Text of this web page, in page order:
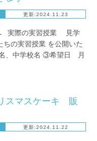
更新:2024.11.23
実際の実習授業 見学
ちの実習授業 を公開いた
、中学校名 ③希望日 月
スマスケーキ 販
更新:2024.11.22